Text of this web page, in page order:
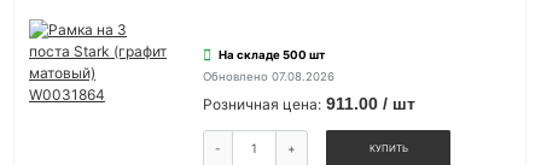
На складе 500 шт
Обновлено 07.08.2026
Розничная цена: 911.00 / шт
- + КУПИТЬ